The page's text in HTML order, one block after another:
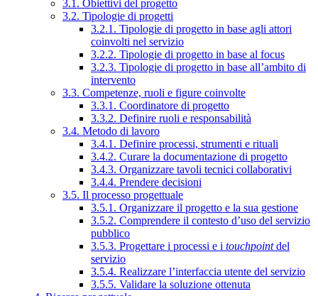
3.1. Obiettivi del progetto
3.2. Tipologie di progetti
3.2.1. Tipologie di progetto in base agli attori
coinvolti nel servizio
3.2.2. Tipologie di progetto in base al focus
3.2.3. Tipologie di progetto in base all’ambito di
intervento
3.3. Competenze, ruoli e figure coinvolte
3.3.1. Coordinatore di progetto
3.3.2. Definire ruoli e responsabilità
3.4. Metodo di lavoro
3.4.1. Definire processi, strumenti e rituali
3.4.2. Curare la documentazione di progetto
3.4.3. Organizzare tavoli tecnici collaborativi
3.4.4. Prendere decisioni
3.5. Il processo progettuale
3.5.1. Organizzare il progetto e la sua gestione
3.5.2. Comprendere il contesto d’uso del servizio
pubblico
3.5.3. Progettare i processi e i touchpointdel
servizio
3.5.4. Realizzare l’interfaccia utente del servizio
3.5.5. Validare la soluzione ottenuta